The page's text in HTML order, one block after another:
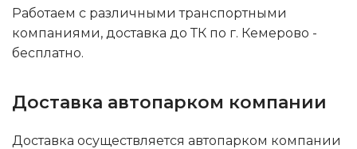
Работаем с различными транспортными
компаниями, доставка до ТК по г. Кемерово -
бесплатно.
Доставка автопарком компании
Доставка осуществляется автопарком компании